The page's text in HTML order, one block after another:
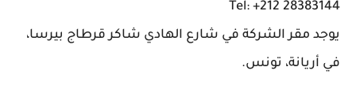
Tel: +212 28383144
يوجد مقر الشركة في شارع الهادي شاكر قرطاج بيرسا،
في أريانة، تونس.